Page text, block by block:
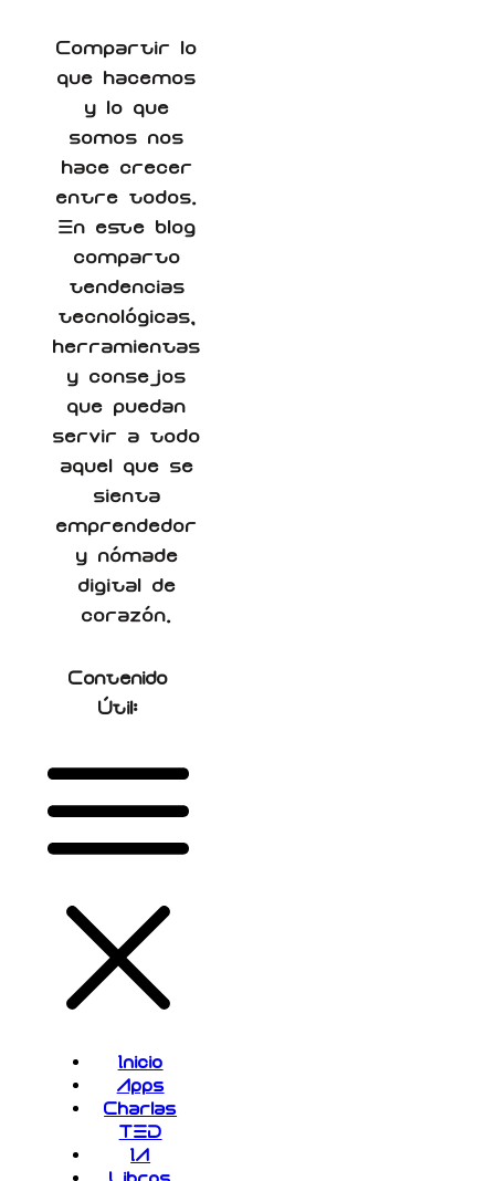
Compartir lo
que hacemos
y lo que
somos nos
hace crecer
entre todos.
En este blog
comparto
tendencias
tecnológicas,
herramientas
y consejos
que puedan
servir a todo
aquel que se
sienta
emprendedor
y nómade
digital de
corazón.
Contenido
Útil:
Inicio
Apps
Charlas
TED
IA